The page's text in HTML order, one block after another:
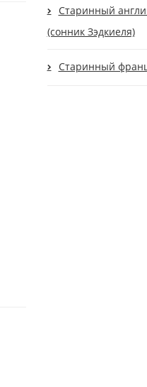
Старинный
(сонник Зэдкиеля)
Старинный